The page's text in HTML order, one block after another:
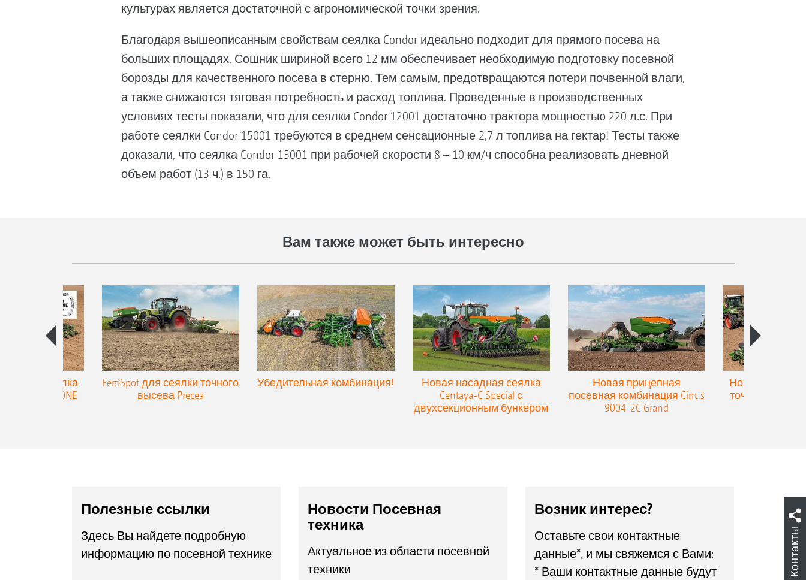
культурах является достаточной с агрономической точки зрения.
Благодаря вышеописанным свойствам сеялка Condor идеально подходит для прямого посева на
больших площадях. Сошник шириной всего 12 мм обеспечивает необходимую подготовку посевной
борозды для качественного посева в стерню. Тем самым, предотвращаются потери почвенной влаги,
а также снижаются тяговая потребность и расход топлива. Проведенные в производственных
условиях тесты показали, что для сеялки Condor 12001 достаточно трактора мощностью 220 л.с. При
работе сеялки Condor 15001 требуются в среднем сенсационные 2,7 л топлива на гектар! Тесты также
доказали, что сеялка Condor 15001 при рабочей скорости 8 – 10 км/ч способна реализовать дневной
объем работ (13 ч.) в 150 га.
Вам также может быть интересно
сеялка
AMAZONE
FertiSpot для сеялки точного
высева Precea
Убедительная комбинация!
Новая насадная сеялка
Centaya-C Special с
двухсекционным бункером
Новая прицепная
посевная комбинация Cirrus
9004-2C Grand
Новая
точного
Полезные ссылки
Здесь Вы найдете подробную
информацию по посевной технике
Новости Посевная
техника
Актуальное из области посевной
техники
Возник интерес?
Оставьте свои контактные
данные*, и мы свяжемся с Вами:
* Ваши контактные данные будут
Контакты